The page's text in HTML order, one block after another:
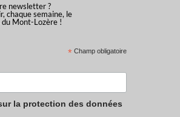
newsletter ?
chaque semaine, le
Mont-Lozère !
* Champ obligatoire
la protection des données